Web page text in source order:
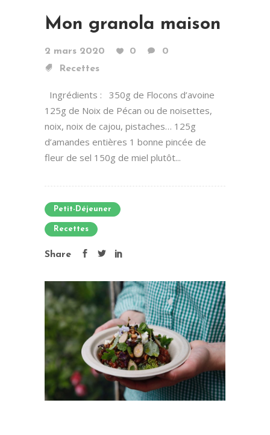
Mon granola maison
2 mars 2020 0
0
Recettes
Ingrédients : 350g de Flocons d’avoine
125g de Noix de Pécan ou de noisettes,
noix, noix de cajou, pistaches… 125g
d’amandes entières 1 bonne pincée de
fleur de sel 150g de miel plutôt...
Petit-Déjeuner
Recettes
Share